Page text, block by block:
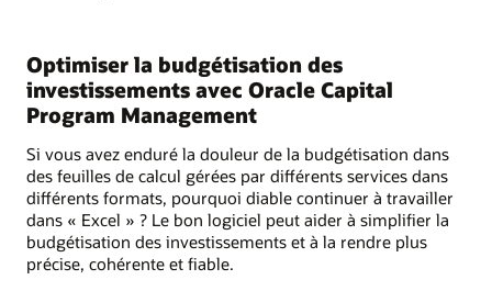
Optimiser la budgétisation des
investissements avec Oracle Capital
Program Management
Si vous avez enduré la douleur de la budgétisation dans
des feuilles de calcul gérées par différents services dans
différents formats, pourquoi diable continuer à travailler
dans « Excel » ? Le bon logiciel peut aider à simplifier la
budgétisation des investissements et à la rendre plus
précise, cohérente et fiable.